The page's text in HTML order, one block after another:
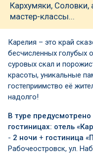
Кархумяки,
мастер-классы...
Карелия – это край
бесчисленных голубых
суровых скал и
красоты, уникальные
гостеприимство её
надолго!
В туре
гостиницах: отель
- 2 ночи + гостиница
Рабочеостровск, ул.